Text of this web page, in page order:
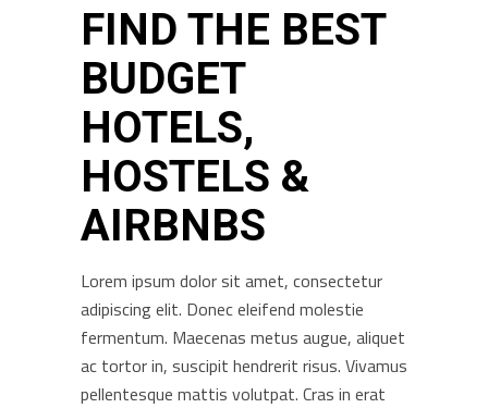
FIND THE BEST
BUDGET
HOTELS,
HOSTELS &
AIRBNBS
Lorem ipsum dolor sit amet, consectetur
adipiscing elit. Donec eleifend molestie
fermentum. Maecenas metus augue, aliquet
ac tortor in, suscipit hendrerit risus. Vivamus
pellentesque mattis volutpat. Cras in erat